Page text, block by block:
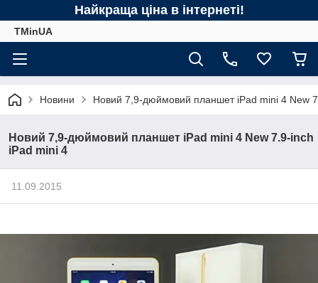
Найкраща ціна в інтернеті!
TMinUA
Новини Новий 7,9-дюймовий планшет iPad mini 4 New
Новий 7,9-дюймовий планшет iPad mini 4 New 7.9-inch
iPad mini 4
11.09.2015